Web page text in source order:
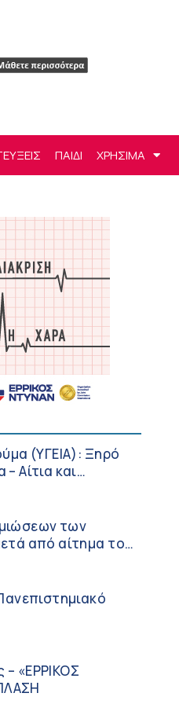
ΠΑΙΔΙ ΧΡΗΣΙΜΑ
(ΥΓΕΙΑ): Ξηρό
Αίτια και
των
από αίτημα του
«ΕΡΡΙΚΟΣ